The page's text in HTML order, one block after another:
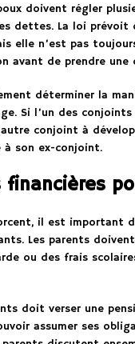
doivent régler
dettes. La loi
elle n’est pas
avant de prendre une
déterminer la
Si l’un des
conjoint à
à son ex-conjoint.
financières
il est important
Les parents
ou des frais
doit verser une
assumer ses